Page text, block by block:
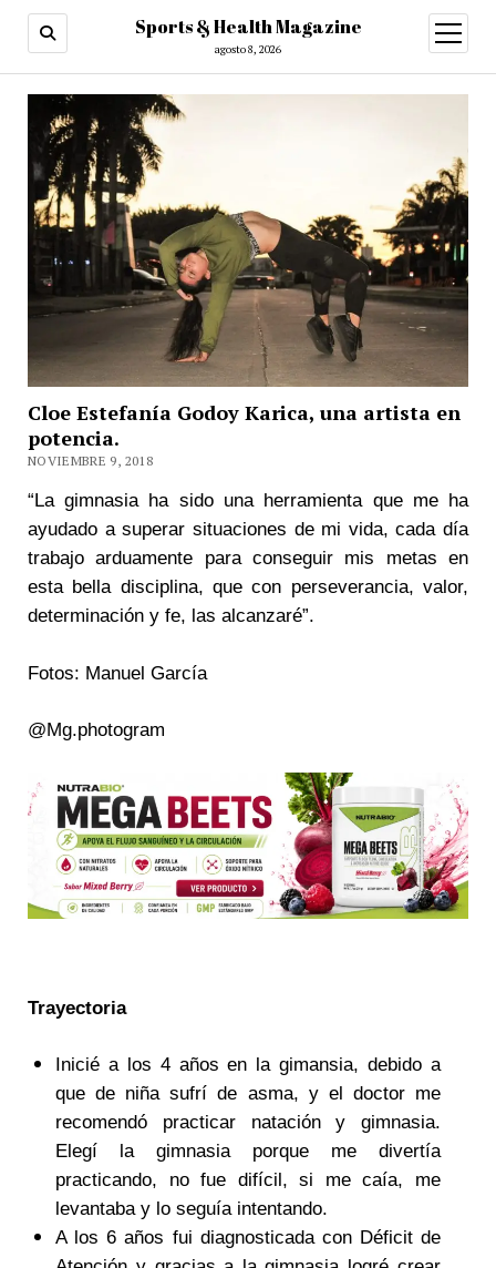
Sports & Health Magazine
agosto 8, 2026
abrir
menú
Cloe Estefanía Godoy Karica, una artista en
potencia.
NOVIEMBRE 9, 2018
“La gimnasia ha sido una herramienta que me ha
ayudado a superar situaciones de mi vida, cada día
trabajo arduamente para conseguir mis metas en
esta bella disciplina, que con perseverancia, valor,
determinación y fe, las alcanzaré”.
Fotos: Manuel García
@Mg.photogram
Trayectoria
Inicié a los 4 años en la gimansia, debido a
que de niña sufrí de asma, y el doctor me
recomendó practicar natación y gimnasia.
Elegí la gimnasia porque me divertía
practicando, no fue difícil, si me caía, me
levantaba y lo seguía intentando.
A los 6 años fui diagnosticada con Déficit de